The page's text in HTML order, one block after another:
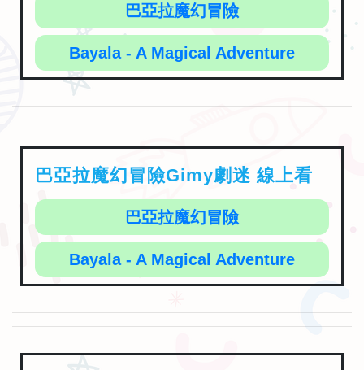
巴亞拉魔幻冒險
Bayala - A Magical Adventure
巴亞拉魔幻冒險Gimy劇迷 線上看
巴亞拉魔幻冒險
Bayala - A Magical Adventure